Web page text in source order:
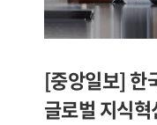
기념하는 것을 넘어
이어 언어는 외대의 뿌리이고 AI는 외대의 미래 라며 이 두 축이
글로벌 지식혁신
김덕술 총동문회장은 축사를 통해
[중앙일보] 한
글로벌 지식